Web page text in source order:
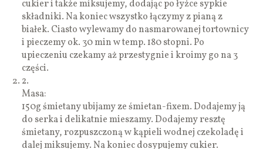
cukier i także miksujemy, dodając po łyżce sypkie
składniki. Na koniec wszystko łączymy z pianą z
białek. Ciasto wylewamy do nasmarowanej tortownicy
i pieczemy ok. 30 min w temp. 180 stopni. Po
upieczeniu czekamy aż przestygnie i kroimy go na 3
części.
2.
Masa:
150g śmietany ubijamy ze śmietan-fixem. Dodajemy ją
do serka i delikatnie mieszamy. Dodajemy resztę
śmietany, rozpuszczoną w kąpieli wodnej czekoladę i
dalej miksujemy. Na koniec dosypujemy cukier.